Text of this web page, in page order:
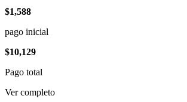
$1,588
pago inicial
$10,129
Pago total
Ver completo